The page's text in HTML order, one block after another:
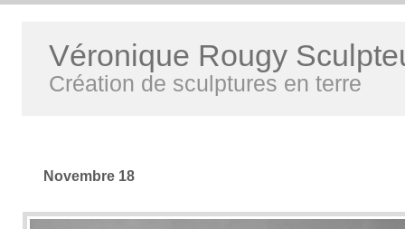
Véronique Rougy
Création de sculptures en terre
Novembre 18